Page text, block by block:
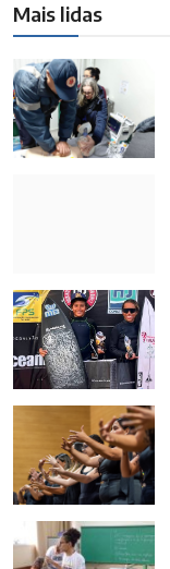
Mais lidas